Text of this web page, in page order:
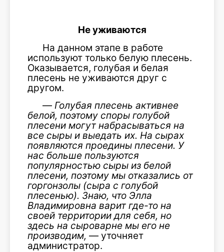
Не уживаются
На данном этапе в работе
используют только белую плесень.
Оказывается, голубая и белая
плесень не уживаются друг с
другом.
— Голубая плесень активнее
белой, поэтому споры голубой
плесени могут набрасываться на
все сыры и выедать их. На сырах
появляются проедины плесени. У
нас больше пользуются
популярностью сыры из белой
плесени, поэтому мы отказались от
горгонзолы (сыра с голубой
плесенью). Знаю, что Элла
Владимировна варит где-то на
своей территории для себя, но
здесь на сыроварне мы его не
производим, — уточняет
администратор.